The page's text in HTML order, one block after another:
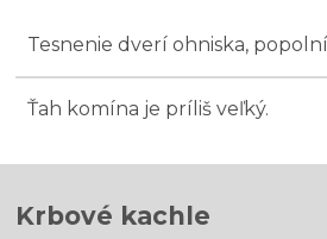
Tesnenie dverí ohniska,
Ťah komína je príliš veľký.
Krbové kachle